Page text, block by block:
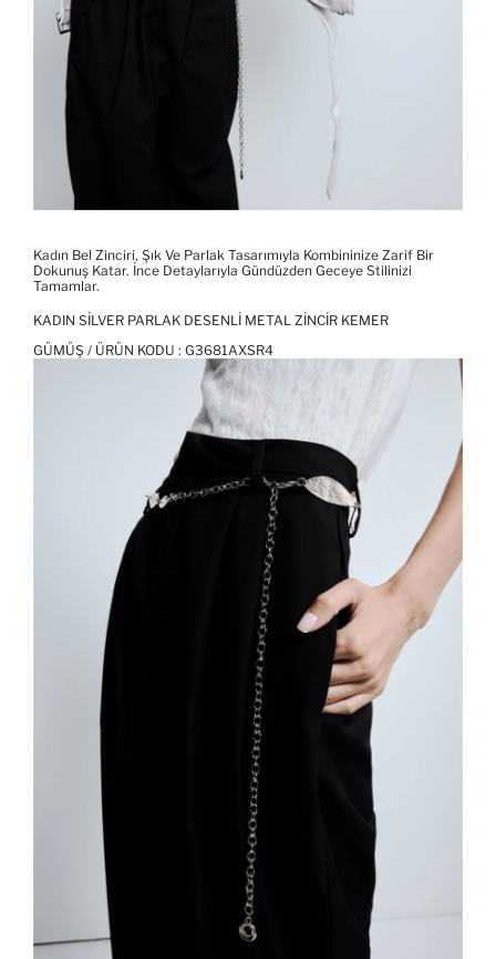
Kadın Bel Zinciri, Şık Ve Parlak Tasarımıyla Kombininize Zarif Bir
Dokunuş Katar. İnce Detaylarıyla Gündüzden Geceye Stilinizi
Tamamlar.
KADIN SILVER PARLAK DESENLI METAL ZINCIR KEMER
GÜMÜŞ / ÜRÜN KODU : G3681AXSR4